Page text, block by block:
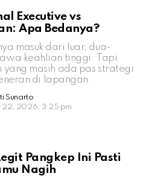
Executive vs
Apa Bedanya?
masuk dari luar, dua-
keahlian tinggi. Tapi
yang masih ada pas strategi
di lapangan.
Sunarto
22, 2026, 3:25 pm
Pangkep Ini Pasti
Nagih